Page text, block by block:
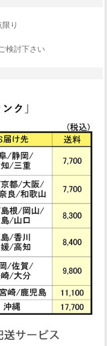
り
検討下さい